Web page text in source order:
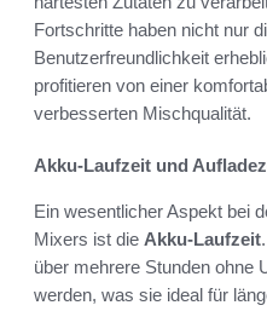
Fortschritte haben nicht nur
Benutzerfreundlichkeit
profitieren von einer
verbesserten Mischqualität.
Akku-Laufzeit und
Ein wesentlicher Aspekt bei
Mixers ist die Akku-Laufzeit
über mehrere Stunden ohne
werden, was sie ideal für